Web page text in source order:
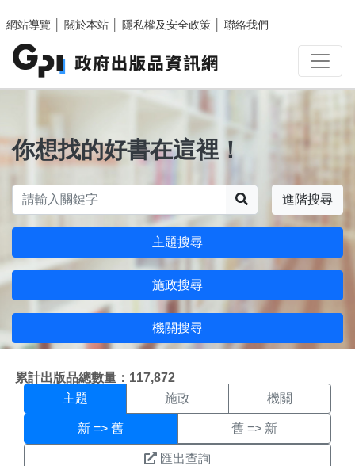
網站導覽
關於本站 隱私權及安全政策 聯絡我們
你想找的好書在這裡！
進階搜尋
主題搜尋
施政搜尋
機關搜尋
累計出版品總數量：117,872
主題搜尋結果頁面
主題 施政 機關
新 => 舊 舊 => 新
匯出查詢